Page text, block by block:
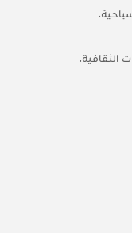
الثقافية.